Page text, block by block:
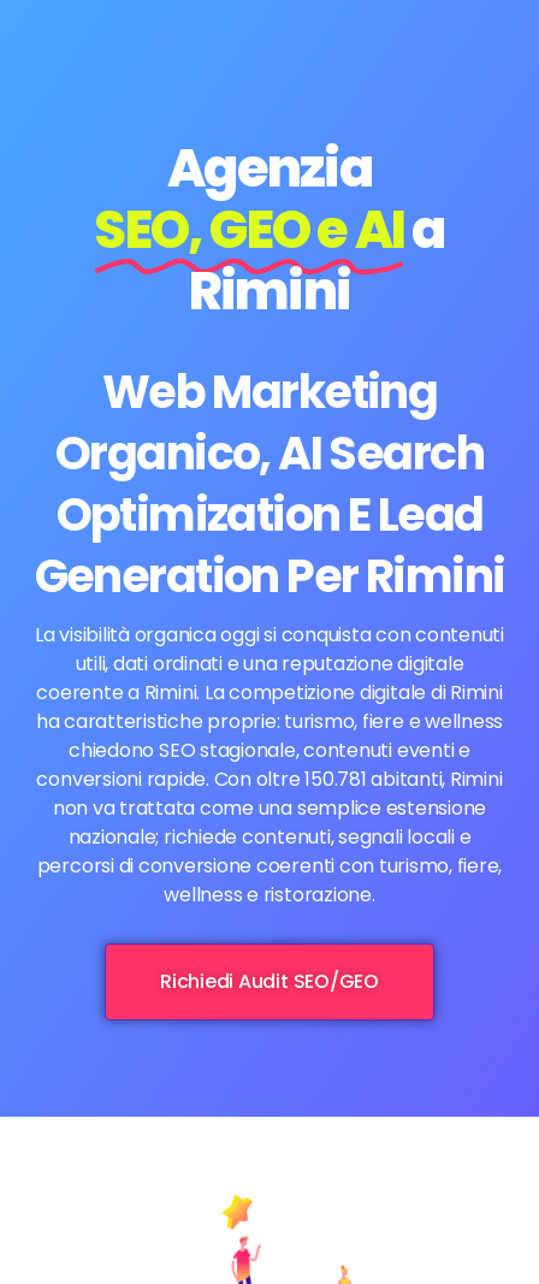
Agenzia
SEO, GEO e AIa
Rimini
Web Marketing
Organico, AI Search
Optimization E Lead
Generation Per Rimini
La visibilità organica oggi si conquista con contenuti
utili, dati ordinati e una reputazione digitale
coerente a Rimini. La competizione digitale di Rimini
ha caratteristiche proprie: turismo, fiere e wellness
chiedono SEO stagionale, contenuti eventi e
conversioni rapide. Con oltre 150.781 abitanti, Rimini
non va trattata come una semplice estensione
nazionale; richiede contenuti, segnali locali e
percorsi di conversione coerenti con turismo, fiere,
wellness e ristorazione.
Richiedi Audit SEO/GEO